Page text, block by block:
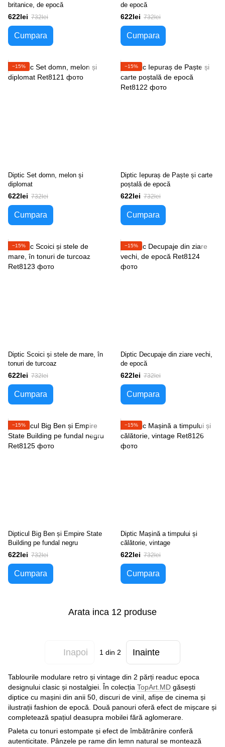
britanice, de epocă
622lei 732lei
Cumpara
de epocă
622lei 732lei
Cumpara
−15%
Diptic Set domn, melon și
diplomat
622lei 732lei
Cumpara
−15%
Diptic Iepuraș de Paște și carte
poștală de epocă
622lei 732lei
Cumpara
−15%
Diptic Scoici și stele de mare, în
tonuri de turcoaz
622lei 732lei
Cumpara
−15%
Diptic Decupaje din ziare vechi,
de epocă
622lei 732lei
Cumpara
−15%
Dipticul Big Ben și Empire State
Building pe fundal negru
622lei 732lei
Cumpara
−15%
Diptic Mașină a timpului și
călătorie, vintage
622lei 732lei
Cumpara
Arata inca 12 produse
Inapoi 1 din 2 Inainte
Tablourile modulare retro și vintage din 2 părți readuc epoca
designului clasic și nostalgiei. În colecția TopArt.MD găsești
diptice cu mașini din anii 50, discuri de vinil, afișe de cinema și
ilustrații fashion de epocă. Două panouri oferă efect de mișcare și
completează spațiul deasupra mobilei fără aglomerare.
Paleta cu tonuri estompate și efect de îmbătrânire conferă
autenticitate. Pânzele pe rame din lemn natural se montează